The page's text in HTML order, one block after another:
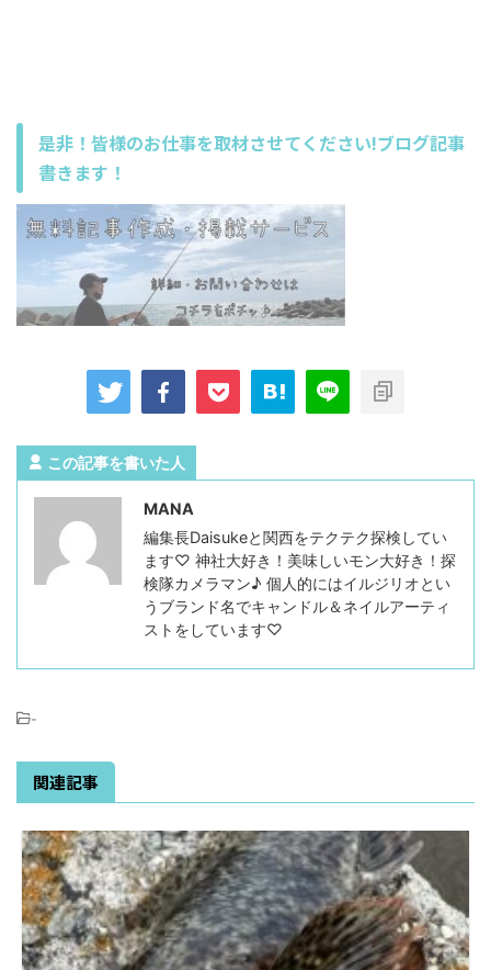
是非！皆様のお仕事を取材させてください!ブログ記事
書きます！
この記事を書いた人
MANA
編集長Daisukeと関西をテクテク探検してい
ます♡ 神社大好き！美味しいモン大好き！探
検隊カメラマン♪ 個人的にはイルジリオとい
うブランド名でキャンドル＆ネイルアーティ
ストをしています♡
-
関連記事